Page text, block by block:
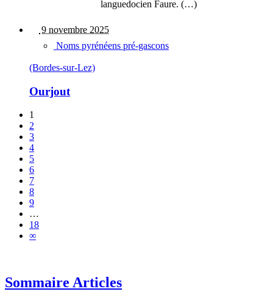
languedocien Faure. (…)
9 novembre 2025
Noms pyrénéens pré-gascons
(Bordes-sur-Lez)
Ourjout
1
2
3
4
5
6
7
8
9
…
18
∞
Sommaire Articles